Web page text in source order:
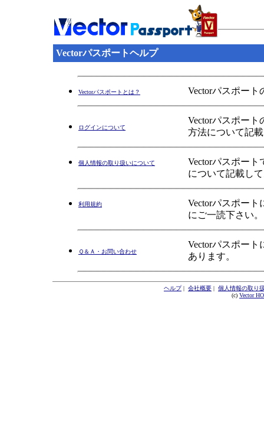
Vectorパスポートヘルプ
Vectorパスポートとは？ Vectorパスポー
ログインについて
Vectorパスポー
方法について記
個人情報の取り扱いについて
Vectorパスポー
について記載し
利用規約
Vectorパスポー
にご一読下さい。
Ｑ＆Ａ・お問い合わせ
Vectorパスポー
あります。
ヘルプ| 会社概要 | 個人情報の取り
(c) Vector